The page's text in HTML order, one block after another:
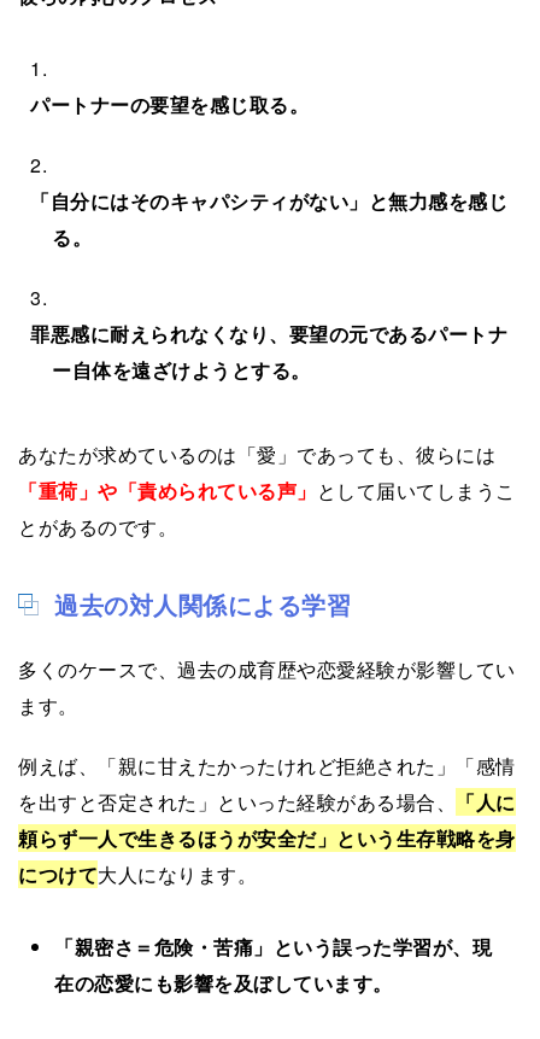
パートナーの要望を感じ取る。
「自分にはそのキャパシティがない」と無力感を感じ
る。
罪悪感に耐えられなくなり、要望の元であるパートナ
ー自体を遠ざけようとする。
あなたが求めているのは「愛」であっても、彼らには
「重荷」や「責められている声」 として届いてしまうこ
とがあるのです。
過去の対人関係による学習
多くのケースで、過去の成育歴や恋愛経験が影響してい
ます。
例えば、「親に甘えたかったけれど拒絶された」「感情
を出すと否定された」といった経験がある場合、
「人に
頼らず一人で生きるほうが安全だ」という生存戦略を身
につけて大人になります。
「親密さ＝危険・苦痛」という誤った学習が、現
在の恋愛にも影響を及ぼしています。